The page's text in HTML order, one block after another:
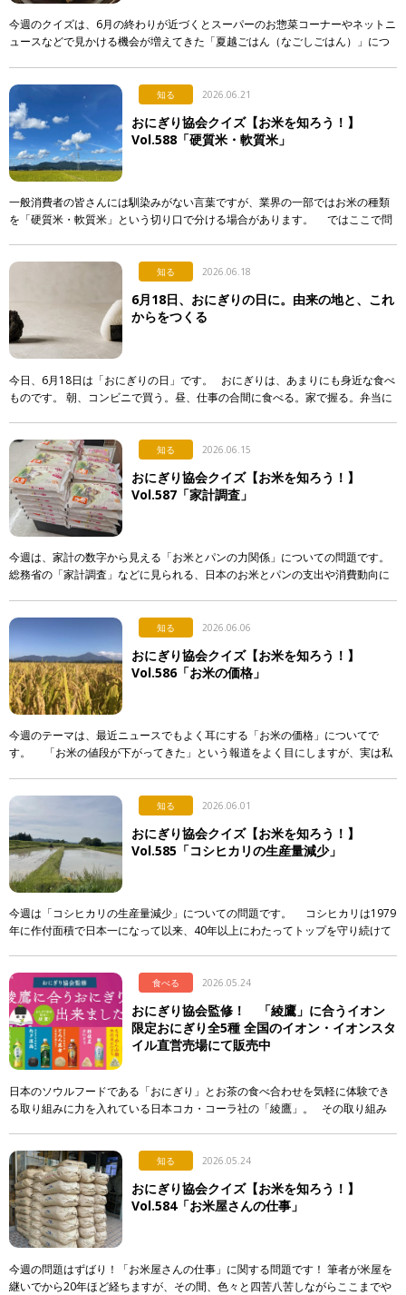
今週のクイズは、6月の終わりが近づくとスーパーのお惣菜コーナーやネットニ
ュースなどで見かける機会が増えてきた「夏越ごはん（なごしごはん）」につ
知る 2026.06.21
おにぎり協会クイズ【お米を知ろう！】
Vol.588「硬質米・軟質米」
一般消費者の皆さんには馴染みがない言葉ですが、業界の一部ではお米の種類
を「硬質米・軟質米」という切り口で分ける場合があります。 ではここで問
知る 2026.06.18
6月18日、おにぎりの日に。由来の地と、これ
からをつくる
今日、6月18日は「おにぎりの日」です。 おにぎりは、あまりにも身近な食べ
ものです。 朝、コンビニで買う。昼、仕事の合間に食べる。家で握る。弁当に
知る 2026.06.15
おにぎり協会クイズ【お米を知ろう！】
Vol.587「家計調査」
今週は、家計の数字から見える「お米とパンの力関係」についての問題です。
総務省の「家計調査」などに見られる、日本のお米とパンの支出や消費動向に
知る 2026.06.06
おにぎり協会クイズ【お米を知ろう！】
Vol.586「お米の価格」
今週のテーマは、最近ニュースでもよく耳にする「お米の価格」についてで
す。 「お米の値段が下がってきた」という報道をよく目にしますが、実は私
知る 2026.06.01
おにぎり協会クイズ【お米を知ろう！】
Vol.585「コシヒカリの生産量減少」
今週は「コシヒカリの生産量減少」についての問題です。 コシヒカリは1979
年に作付面積で日本一になって以来、40年以上にわたってトップを守り続けて
食べる 2026.05.24
おにぎり協会監修！ 「綾鷹」に合うイオン
限定おにぎり全5種 全国のイオン・イオンスタ
イル直営売場にて販売中
日本のソウルフードである「おにぎり」とお茶の食べ合わせを気軽に体験でき
る取り組みに力を入れている日本コカ・コーラ社の「綾鷹」。 その取り組み
知る 2026.05.24
おにぎり協会クイズ【お米を知ろう！】
Vol.584「お米屋さんの仕事」
今週の問題はずばり！「お米屋さんの仕事」に関する問題です！ 筆者が米屋を
継いでから20年ほど経ちますが、その間、色々と四苦八苦しながらここまでや